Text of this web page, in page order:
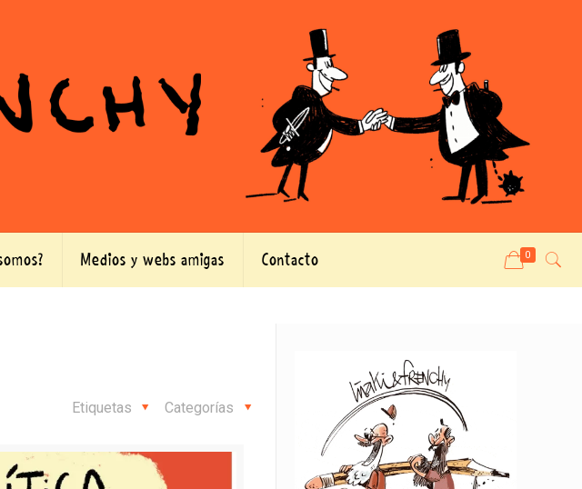
Medios y webs amigas Contacto 0
Categorías
Etiquetas